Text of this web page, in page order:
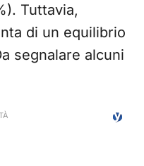
Tuttavia,
di un equilibrio
segnalare alcuni